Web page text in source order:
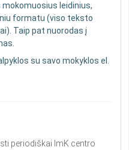
leidinius,
formatu (viso teksto
Taip pat nuorodas į
su savo mokyklos el.
periodiškai ImK centro